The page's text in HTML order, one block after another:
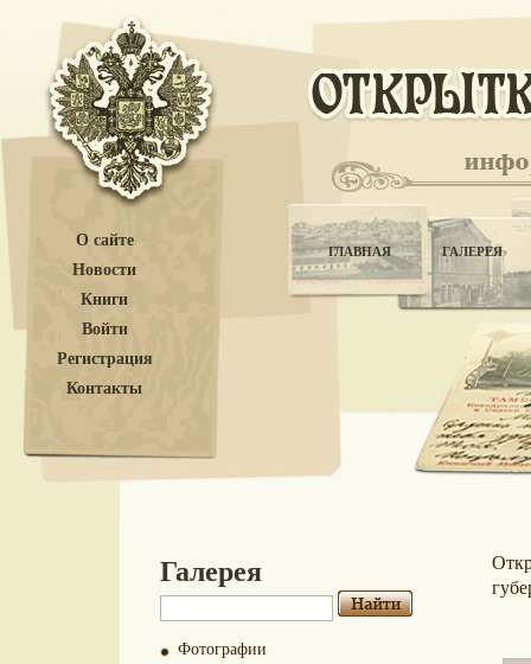
О сайте
Новости
Книги
Войти
Регистрация
Контакты
ГЛАВНАЯ ГАЛЕРЕЯ
Галерея
Фотографии